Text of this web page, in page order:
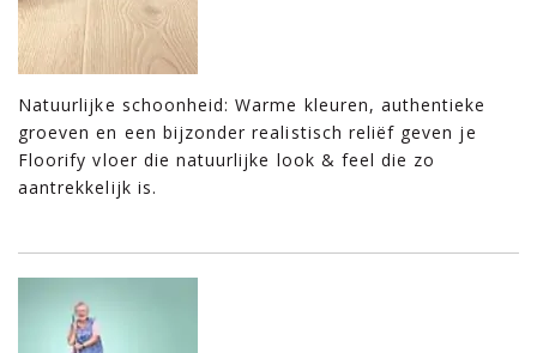
Natuurlijke schoonheid: Warme kleuren, authentieke
groeven en een bijzonder realistisch reliëf geven je
Floorify vloer die natuurlijke look & feel die zo
aantrekkelijk is.